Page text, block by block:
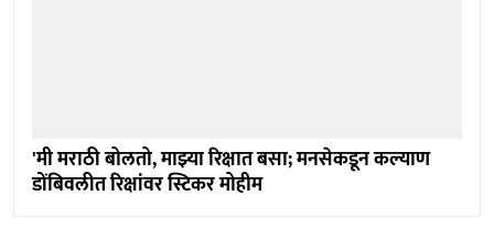
'मी मराठी बोलतो, माझ्या रिक्षात बसा; मनसेकडून कल्याण
डोंबिवलीत रिक्षांवर स्टिकर मोहीम